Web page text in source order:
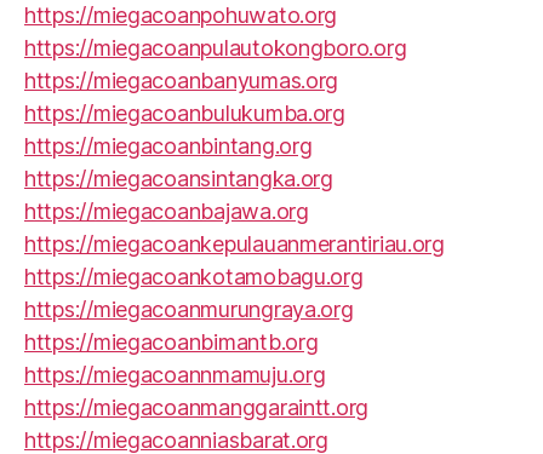
https://miegacoanpohuwato.org
https://miegacoanpulautokongboro.org
https://miegacoanbanyumas.org
https://miegacoanbulukumba.org
https://miegacoanbintang.org
https://miegacoansintangka.org
https://miegacoanbajawa.org
https://miegacoankepulauanmerantiriau.org
https://miegacoankotamobagu.org
https://miegacoanmurungraya.org
https://miegacoanbimantb.org
https://miegacoannmamuju.org
https://miegacoanmanggaraintt.org
https://miegacoanniasbarat.org